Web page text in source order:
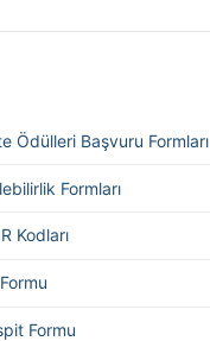
Ödülleri Başvuru Formları
Formları
Kodları
Formu